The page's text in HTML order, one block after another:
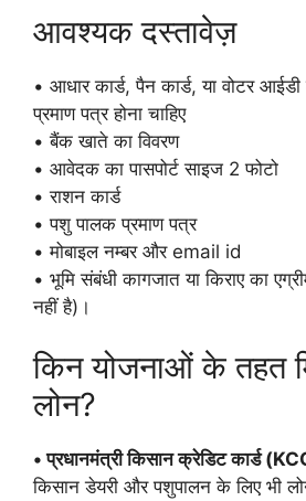
आवश्यक दस्तावेज़
• आधार कार्ड, पैन कार्ड, या वोटर
प्रमाण पत्र होना चाहिए
• बैंक खाते का विवरण
• आवेदक का पासपोर्ट साइज 2 फोटो
• राशन कार्ड
• पशु पालक प्रमाण पत्र
• मोबाइल नम्बर और email id
• भूमि संबंधी कागजात या किराए का
नहीं है)।
किन योजनाओं के तहत
लोन?
• प्रधानमंत्री किसान क्रेडिट कार्ड
किसान डेयरी और पशुपालन के लिए भी